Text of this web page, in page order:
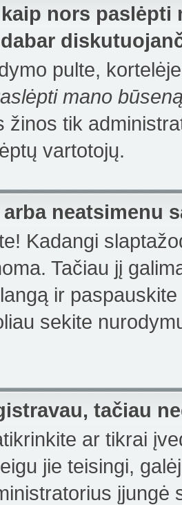
nors
pulte,
mano
žinos tik
vartotojų.
arba neatsimenu
Kadangi
Tačiau jį
ir
sekite
tačiau
ar tikrai
jie teisingi,
įjungė